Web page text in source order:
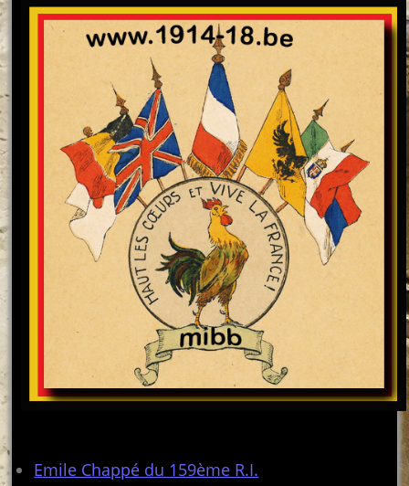
Emile Chappé du 159ème R.I.